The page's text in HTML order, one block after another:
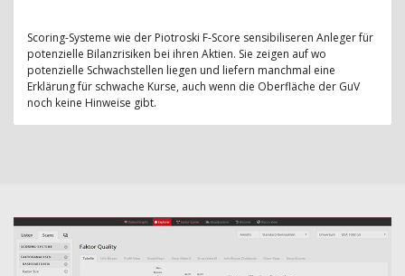
Scoring-Systeme wie der Piotroski F-Score sensibiliseren Anleger für
potenzielle Bilanzrisiken bei ihren Aktien. Sie zeigen auf wo
potenzielle Schwachstellen liegen und liefern manchmal eine
Erklärung für schwache Kurse, auch wenn die Oberfläche der GuV
noch keine Hinweise gibt.